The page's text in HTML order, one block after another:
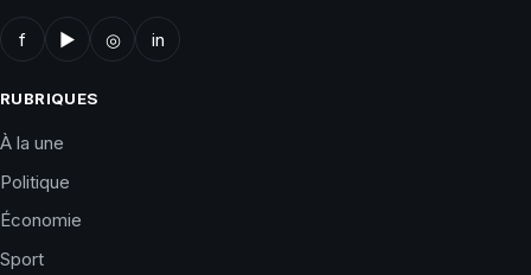
f ▶ ◎ in
RUBRIQUES
À la une
Politique
Économie
Sport